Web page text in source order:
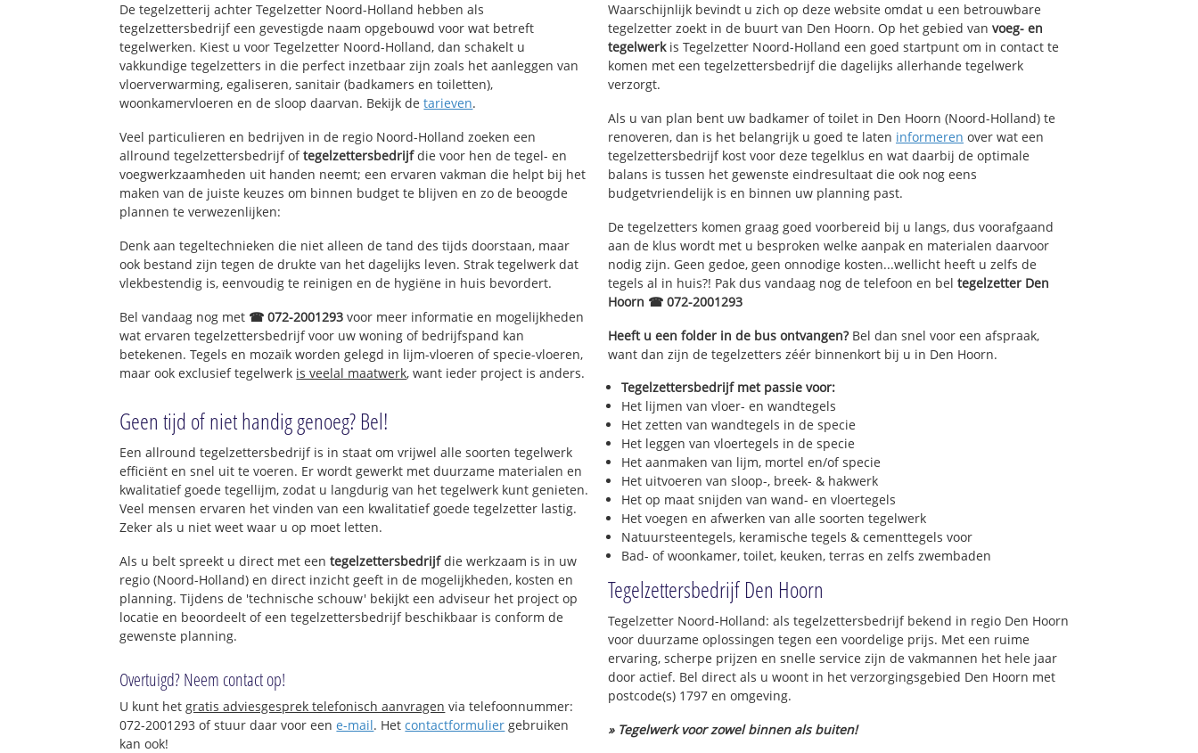
De tegelzetterij achter Tegelzetter Noord-Holland hebben als
tegelzettersbedrijf een gevestigde naam opgebouwd voor wat betreft
tegelwerken. Kiest u voor Tegelzetter Noord-Holland, dan schakelt u
vakkundige tegelzetters in die perfect inzetbaar zijn zoals het aanleggen van
vloerverwarming, egaliseren, sanitair (badkamers en toiletten),
woonkamervloeren en de sloop daarvan. Bekijk detarieven.
Veel particulieren en bedrijven in de regio Noord-Holland zoeken een
allround tegelzettersbedrijf oftegelzettersbedrijfdie voor hen de tegel- en
voegwerkzaamheden uit handen neemt; een ervaren vakman die helpt bij het
maken van de juiste keuzes om binnen budget te blijven en zo de beoogde
plannen te verwezenlijken:
Denk aan tegeltechnieken die niet alleen de tand des tijds doorstaan, maar
ook bestand zijn tegen de drukte van het dagelijks leven. Strak tegelwerk dat
vlekbestendig is, eenvoudig te reinigen en de hygiëne in huis bevordert.
Bel vandaag nog met ☎ 072-2001293 voor meer informatie en mogelijkheden
wat ervaren tegelzettersbedrijf voor uw woning of bedrijfspand kan
betekenen. Tegels en mozaïk worden gelegd in lijm-vloeren of specie-vloeren,
maar ook exclusief tegelwerk is veelal maatwerk, want ieder project is anders.
Geen tijd of niet handig genoeg? Bel!
Een allround tegelzettersbedrijf is in staat om vrijwel alle soorten tegelwerk
efficiënt en snel uit te voeren. Er wordt gewerkt met duurzame materialen en
kwalitatief goede tegellijm, zodat u langdurig van het tegelwerk kunt genieten.
Veel mensen ervaren het vinden van een kwalitatief goede tegelzetter lastig.
Zeker als u niet weet waar u op moet letten.
Als u belt spreekt u direct met eentegelzettersbedrijfdie werkzaam is in uw
regio (Noord-Holland) en direct inzicht geeft in de mogelijkheden, kosten en
planning. Tijdens de 'technische schouw' bekijkt een adviseur het project op
locatie en beoordeelt of een tegelzettersbedrijf beschikbaar is conform de
gewenste planning.
Overtuigd? Neem contact op!
U kunt hetgratis adviesgesprek telefonisch aanvragen via telefoonnummer:
072-2001293 of stuur daar voor eene-mail. Hetcontactformulier gebruiken
kan ook!
Waarschijnlijk bevindt u zich op deze website omdat u een betrouwbare
tegelzetter zoekt in de buurt van Den Hoorn. Op het gebied van voeg- en
tegelwerkis Tegelzetter Noord-Holland een goed startpunt om in contact te
komen met een tegelzettersbedrijf die dagelijks allerhande tegelwerk
verzorgt.
Als u van plan bent uw badkamer of toilet in Den Hoorn (Noord-Holland) te
renoveren, dan is het belangrijk u goed te laten informeren over wat een
tegelzettersbedrijf kost voor deze tegelklus en wat daarbij de optimale
balans is tussen het gewenste eindresultaat die ook nog eens
budgetvriendelijk is en binnen uw planning past.
De tegelzetters komen graag goed voorbereid bij u langs, dus voorafgaand
aan de klus wordt met u besproken welke aanpak en materialen daarvoor
nodig zijn. Geen gedoe, geen onnodige kosten...wellicht heeft u zelfs de
tegels al in huis?! Pak dus vandaag nog de telefoon en bel tegelzetter Den
Hoorn ☎ 072-2001293
Heeft u een folder in de bus ontvangen?Bel dan snel voor een afspraak,
want dan zijn de tegelzetters zéér binnenkort bij u in Den Hoorn.
Tegelzettersbedrijf met passie voor:
Het lijmen van vloer- en wandtegels
Het zetten van wandtegels in de specie
Het leggen van vloertegels in de specie
Het aanmaken van lijm, mortel en/of specie
Het uitvoeren van sloop-, breek- & hakwerk
Het op maat snijden van wand- en vloertegels
Het voegen en afwerken van alle soorten tegelwerk
Natuursteentegels, keramische tegels & cementtegels voor
Bad- of woonkamer, toilet, keuken, terras en zelfs zwembaden
Tegelzettersbedrijf Den Hoorn
Tegelzetter Noord-Holland: als tegelzettersbedrijf bekend in regio Den Hoorn
voor duurzame oplossingen tegen een voordelige prijs. Met een ruime
ervaring, scherpe prijzen en snelle service zijn de vakmannen het hele jaar
door actief. Bel direct als u woont in het verzorgingsgebied Den Hoorn met
postcode(s) 1797 en omgeving.
» Tegelwerk voor zowel binnen als buiten!